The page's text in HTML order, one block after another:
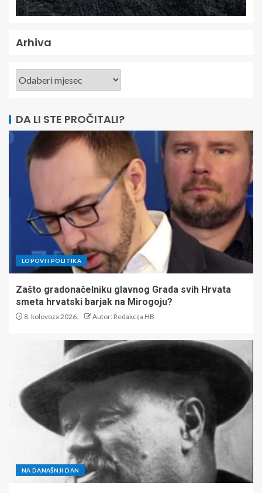
Arhiva
DA LI STE PROČITALI?
LOPOVI I POLITIKA
Zašto gradonačelniku glavnog Grada svih Hrvata
smeta hrvatski barjak na Mirogoju?
8. kolovoza 2026. Autor: Redakcija HB
NA DANAŠNJI DAN